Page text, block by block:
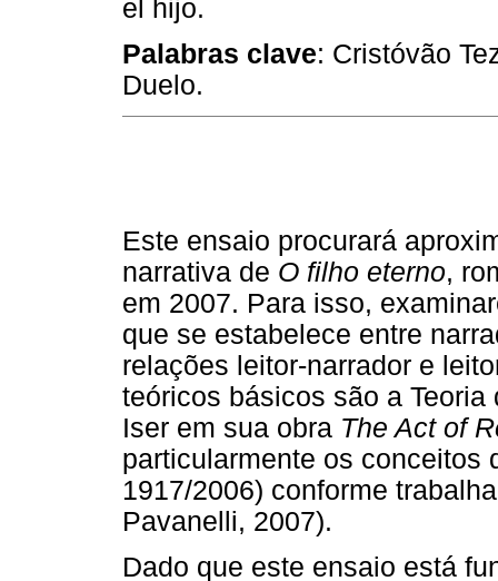
el hijo.
Palabras clave: Cristóvão
Duelo.
Este ensaio procurará
narrativa de O filho eterno,
em 2007. Para isso,
que se estabelece entre
relações leitor-narrador e
teóricos básicos são a
Iser em sua obra The Act of
particularmente os conceitos
1917/2006) conforme
Pavanelli, 2007).
Dado que este ensaio está